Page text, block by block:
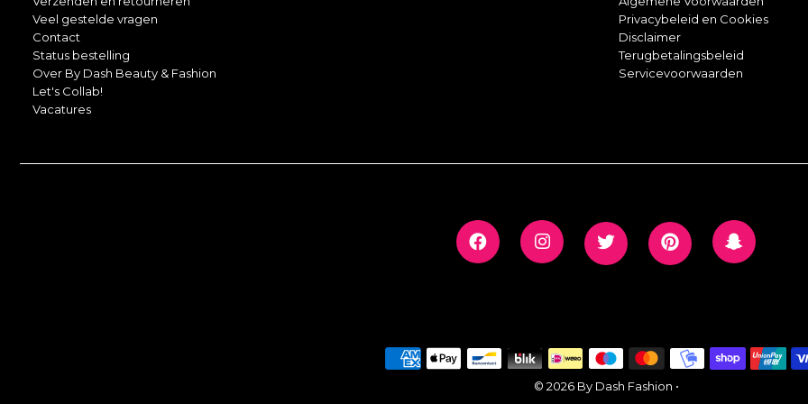
Veel gestelde vragen
Contact
Status bestelling
Over By Dash Beauty & Fashion
Let's Collab!
Vacatures
Privacybeleid en Cookies
Disclaimer
Terugbetalingsbeleid
Servicevoorwaarden
© 2026 By Dash Fashion •